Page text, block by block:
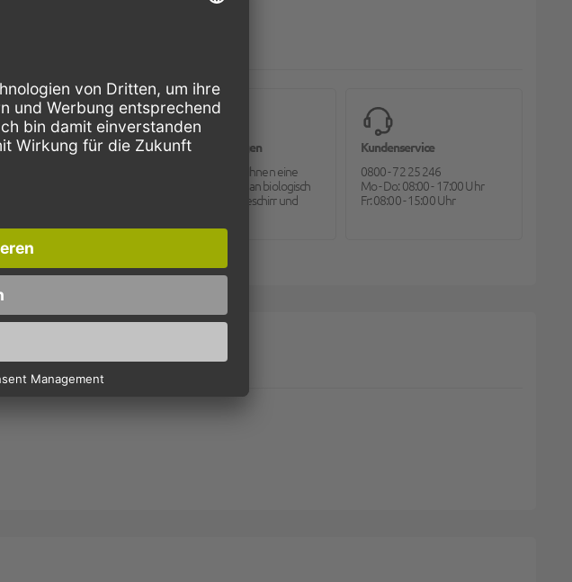
Versand Bioverpackungen
Pack2go bietet Ihnen eine
große Auswahl an biologisch
abbaubarem Geschirr und
Kundenservice
0800 - 72 25 246
Mo - Do: 08:00 - 17:00 Uhr
Fr: 08:00 - 15:00 Uhr